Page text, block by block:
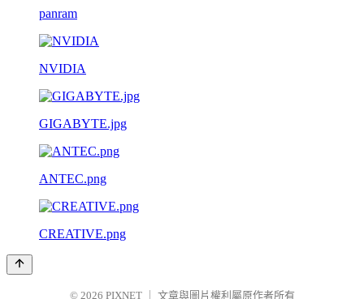
panram
NVIDIA
GIGABYTE.jpg
ANTEC.png
CREATIVE.png
© 2026 PIXNET 文章與圖片權利屬原作者所有